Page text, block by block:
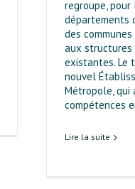
regroupe, pour
départements
des
aux structu­res
existantes. Le
nouvel
Métropole, qui
compétences
Lire la suite